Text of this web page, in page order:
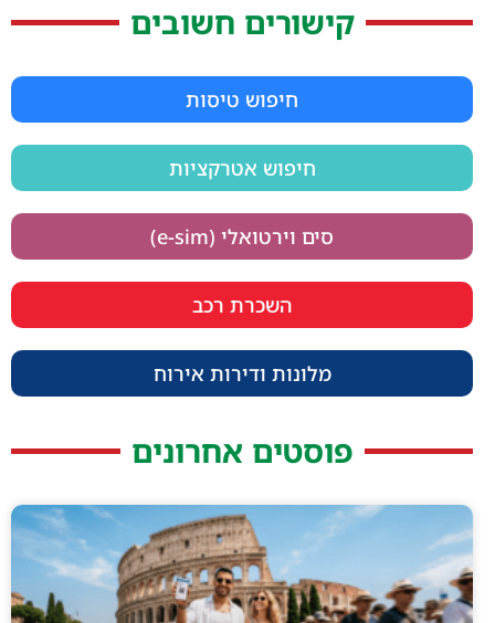
קישורים חשובים
חיפוש טיסות
חיפוש אטרקציות
סים וירטואלי (e-sim)
השכרת רכב
מלונות ודירות אירוח
פוסטים אחרונים